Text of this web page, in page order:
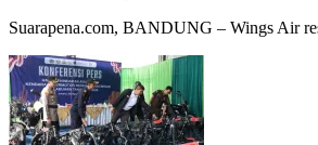
Suarapena.com, BANDUNG – Wings Air